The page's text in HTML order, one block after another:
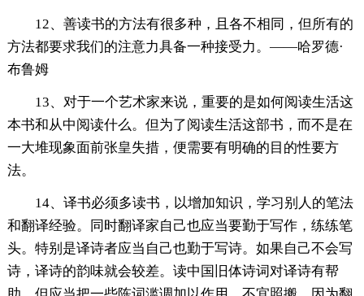
12、善读书的方法有很多种，且各不相同，但所有的
方法都要求我们的注意力具备一种接受力。——哈罗德·
布鲁姆
13、对于一个艺术家来说，重要的是如何阅读生活这
本书和从中阅读什么。但为了阅读生活这部书，而不是在
一大堆现象面前张皇失措，便需要有明确的目的性要方
法。
14、译书必须多读书，以增加知识，学习别人的笔法
和翻译经验。同时翻译家自己也应当要勤于写作，练练笔
头。特别是译诗者应当自己也勤于写诗。如果自己不会写
诗，译诗的韵味就会较差。读中国旧体诗词对译诗有帮